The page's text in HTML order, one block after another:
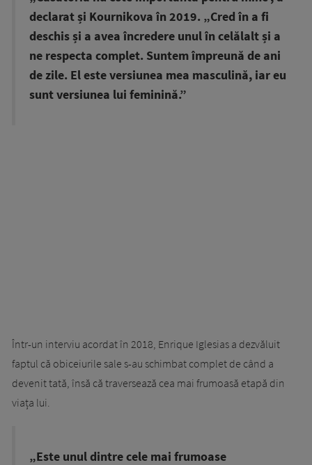
declarat și Kournikova în 2019. „Cred în a fi
deschis și a avea încredere unul în celălalt și a
ne respecta complet. Suntem împreună de ani
de zile. El este versiunea mea masculină, iar eu
sunt versiunea lui feminină.”
Într-un interviu acordat în 2018, Enrique Iglesias a dezvăluit
faptul că obiceiurile sale s-au schimbat complet de când a
devenit tată, însă că traversează cea mai frumoasă etapă din
viața lui.
„Este unul dintre cele mai frumoase